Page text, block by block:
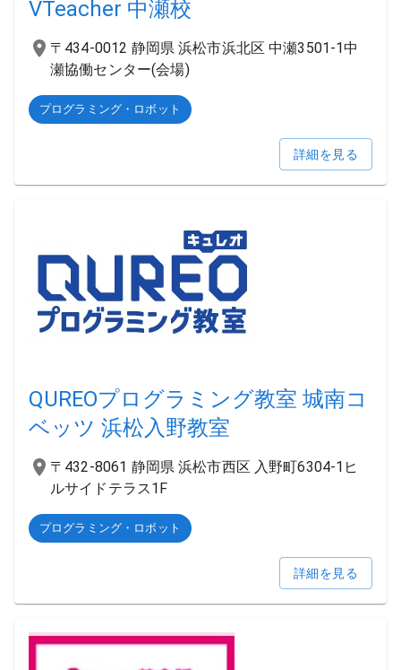
VTeacher 中瀬校
〒434-0012 静岡県 浜松市浜北区 中瀬3501-1中
瀬協働センター(会場)
プログラミング・ロボット
詳細を見る
QUREOプログラミング教室 城南コ
ベッツ 浜松入野教室
〒432-8061 静岡県 浜松市西区 入野町6304-1ヒ
ルサイドテラス1F
プログラミング・ロボット
詳細を見る